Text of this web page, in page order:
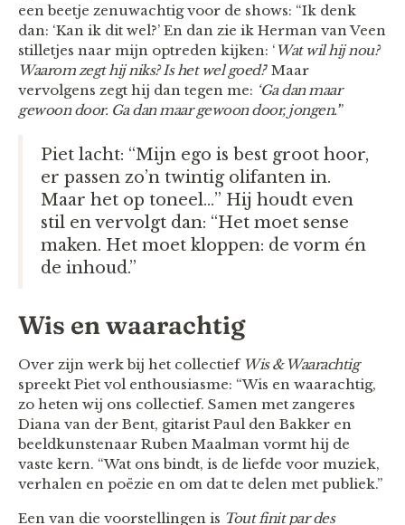
een beetje zenuwachtig voor de shows: “Ik denk
dan: ‘Kan ik dit wel?’ En dan zie ik Herman van Veen
stilletjes naar mijn optreden kijken: ‘Wat wil hij nou?
Waarom zegt hij niks? Is het wel goed?’ Maar
vervolgens zegt hij dan tegen me: ‘Ga dan maar
gewoon door. Ga dan maar gewoon door, jongen.’”
Piet lacht: “Mijn ego is best groot hoor,
er passen zo’n twintig olifanten in.
Maar het op toneel…” Hij houdt even
stil en vervolgt dan: “Het moet sense
maken. Het moet kloppen: de vorm én
de inhoud.”
Wis en waarachtig
Over zijn werk bij het collectief Wis & Waarachtig
spreekt Piet vol enthousiasme: “Wis en waarachtig,
zo heten wij ons collectief. Samen met zangeres
Diana van der Bent, gitarist Paul den Bakker en
beeldkunstenaar Ruben Maalman vormt hij de
vaste kern. “Wat ons bindt, is de liefde voor muziek,
verhalen en poëzie en om dat te delen met publiek.”
Een van die voorstellingen is Tout finit par des